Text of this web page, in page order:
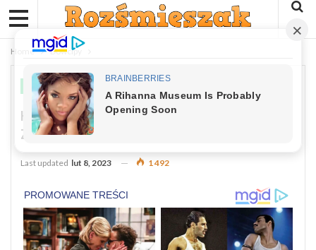
Home Dowcipy
DOWCIPY
Kawał: Do Pracy Przy Hodowli Zwierząt
Zgłasza Się Pewien Facet
Last updated lut 8, 2023 1 492